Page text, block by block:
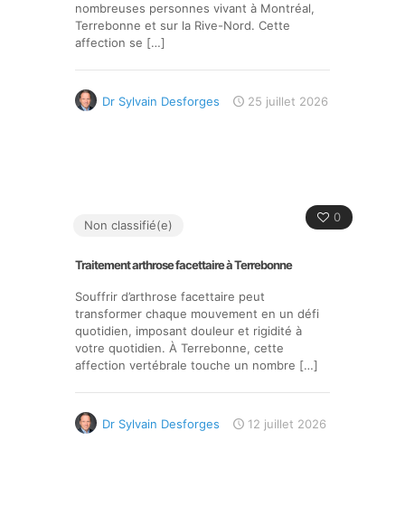
nombreuses personnes vivant à Montréal,
Terrebonne et sur la Rive-Nord. Cette
affection se […]
Dr Sylvain Desforges 25 juillet 2026
0
Non classifié(e)
Traitement arthrose facettaire à Terrebonne
Souffrir d’arthrose facettaire peut
transformer chaque mouvement en un défi
quotidien, imposant douleur et rigidité à
votre quotidien. À Terrebonne, cette
affection vertébrale touche un nombre […]
Dr Sylvain Desforges 12 juillet 2026